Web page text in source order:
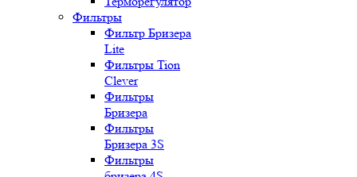
Фильтры
Фильтр Бризера
Lite
Фильтры Tion
Clever
Фильтры
Бризера
Фильтры
Бризера 3S
Фильтры